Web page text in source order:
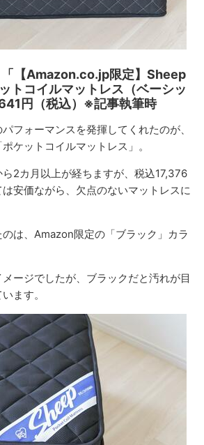
「【Amazon.co.jp限定】Sheep
トコイルマットレス（ベーシッ
円（税込）※記事執筆時
フォーマンスを発揮してくれたのが、
ケットコイルマットレス」。
2カ月以上が経ちますが、税込17,376
安価ながら、欠点のないマットレスに
は、Amazon限定の「ブラック」カラ
ージでしたが、ブラックだと汚れが目
ます。